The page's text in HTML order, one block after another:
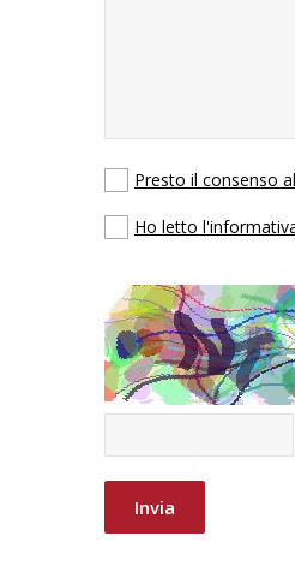
Presto il consenso
Ho letto
Invia